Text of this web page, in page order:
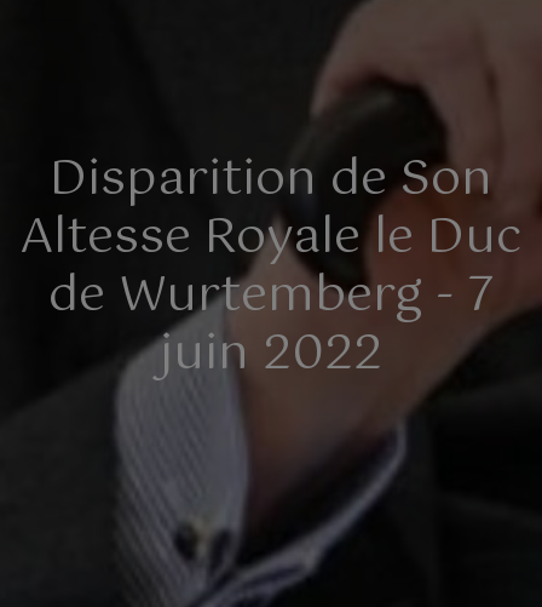
Disparition de Son
Altesse Royale le Duc
de Wurtemberg - 7
juin 2022